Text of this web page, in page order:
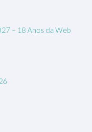
– 18 Anos da Web